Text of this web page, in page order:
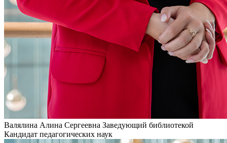
Валялина Алина Сергеевна Заведующий библиотекой
Кандидат педагогических наук